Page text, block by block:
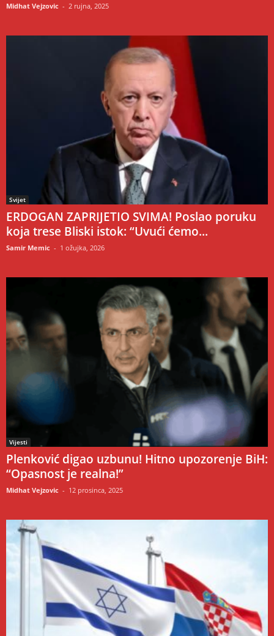
Midhat Vejzovic - 2 rujna, 2025
Svijet
ERDOGAN ZAPRIJETIO SVIMA! Poslao poruku
koja trese Bliski istok: “Uvući ćemo...
Samir Memic - 1 ožujka, 2026
Vijesti
Plenković digao uzbunu! Hitno upozorenje BiH:
“Opasnost je realna!”
Midhat Vejzovic - 12 prosinca, 2025